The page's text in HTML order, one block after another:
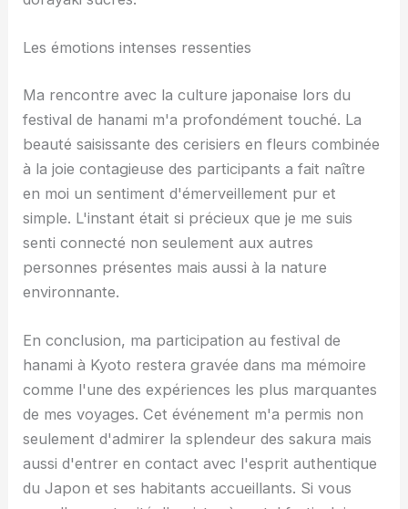
Les émotions intenses ressenties
Ma rencontre avec la culture japonaise lors du
festival de hanami m'a profondément touché. La
beauté saisissante des cerisiers en fleurs combinée
à la joie contagieuse des participants a fait naître
en moi un sentiment d'émerveillement pur et
simple. L'instant était si précieux que je me suis
senti connecté non seulement aux autres
personnes présentes mais aussi à la nature
environnante.
En conclusion, ma participation au festival de
hanami à Kyoto restera gravée dans ma mémoire
comme l'une des expériences les plus marquantes
de mes voyages. Cet événement m'a permis non
seulement d'admirer la splendeur des sakura mais
aussi d'entrer en contact avec l'esprit authentique
du Japon et ses habitants accueillants. Si vous